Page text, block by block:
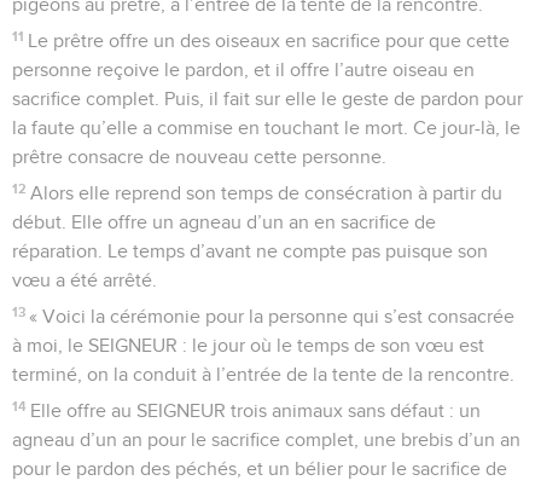
pigeons au prêtre, à l’entrée de la tente de la rencontre.
11 Le prêtre offre un des oiseaux en sacrifice pour que cette
personne reçoive le pardon, et il offre l’autre oiseau en
sacrifice complet. Puis, il fait sur elle le geste de pardon pour
la faute qu’elle a commise en touchant le mort. Ce jour-là, le
prêtre consacre de nouveau cette personne.
12 Alors elle reprend son temps de consécration à partir du
début. Elle offre un agneau d’un an en sacrifice de
réparation. Le temps d’avant ne compte pas puisque son
vœu a été arrêté.
13 « Voici la cérémonie pour la personne qui s’est consacrée
à moi, le SEIGNEUR : le jour où le temps de son vœu est
terminé, on la conduit à l’entrée de la tente de la rencontre.
14 Elle offre au SEIGNEUR trois animaux sans défaut : un
agneau d’un an pour le sacrifice complet, une brebis d’un an
pour le pardon des péchés, et un bélier pour le sacrifice de